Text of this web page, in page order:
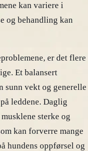
kan variere i
og behandling kan
er det flere
Et balansert
sunn vekt og generelle
leddene. Daglig
sterke og
kan forverre mange
hundens oppførsel og